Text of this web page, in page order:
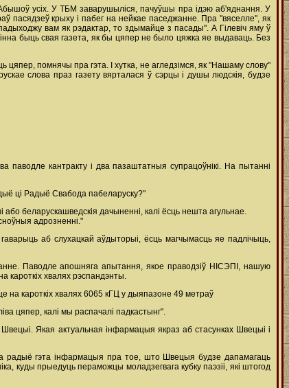
усіх. У ТБМ заварушыліся, пачуўшы пра ідэю аб'яднання. У
пасядзеў крыху і пабег на нейкае паседжанне. Пра "вяселле", як
вам як рэдактар, то здымайце з пасады". А Гілевіч яму ў
быць свая газета, як бы цяпер не было цяжка яе выдаваць. Без
цяпер, помнячы пра гэта. І хутка, не агледзімся, як "Нашаму слову"
слова праз газету вярталася ў сэрцы і душы людскія, будзе
кантракту і два пазаштатныя супрацоўнікі. На пытанні
ці Радыё Свабода пабеларуску?"
беларускашведскія дачыненні, калі ёсць нешта агульнае.
адрозненні."
аб слухацкай аўдыторыі, ёсць магчымасць яе падлічыць,
Паводле апошняга апытання, якое праводзіў НІСЭПІ, нашую
хвалях рэспандэнты.
на кароткіх хвалях 6065 кГЦ у дыяпазоне 49 метраў
цяпер, калі мы распачалі падкастынг".
Якая актуальная інфармацыя якраз аб стасунках Швецыі і
радыё гэта інфармацыя пра тое, што Швецыя будзе дапамагаць
куды прыедуць пераможцы моладзегвага кубку паэзіі, які штогод